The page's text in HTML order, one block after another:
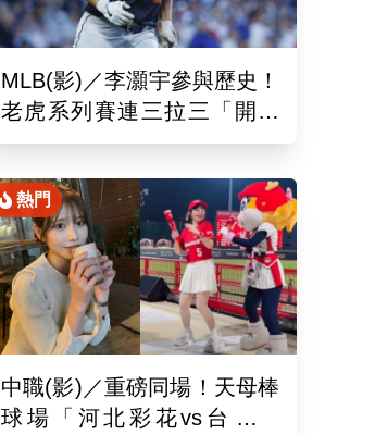
MLB(影)／李灝宇參與歷史！
老虎系列賽連三拉三「開對
手魯閣」追平130年偉業
熱門
中職(影)／重磅同場！天母棒
球場「河北彩花vs台北彩